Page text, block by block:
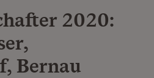
2020:
Bernau